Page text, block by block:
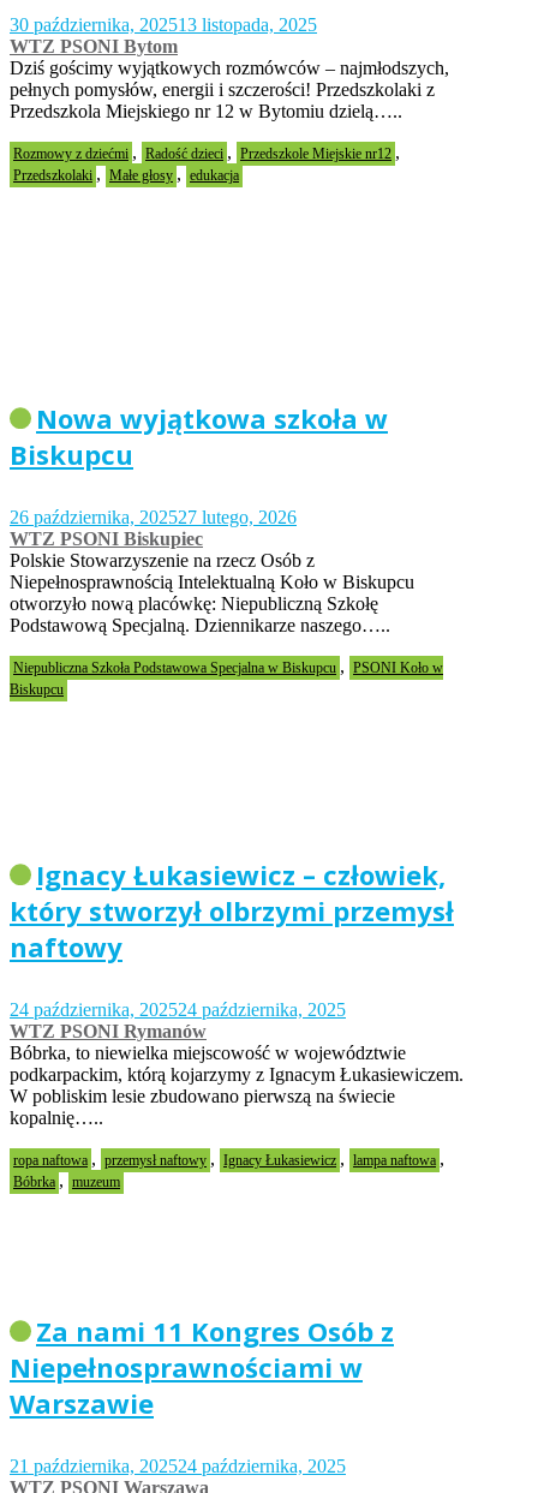
30 października, 202513 listopada, 2025
WTZ PSONI Bytom
Dziś gościmy wyjątkowych rozmówców – najmłodszych,
pełnych pomysłów, energii i szczerości! Przedszkolaki z
Przedszkola Miejskiego nr 12 w Bytomiu dzielą…..
Rozmowy z dziećmi , Radość dzieci , Przedszkole Miejskie nr12 ,
Przedszkolaki , Małe głosy , edukacja
Nowa wyjątkowa szkoła w
Biskupcu
26 października, 202527 lutego, 2026
WTZ PSONI Biskupiec
Polskie Stowarzyszenie na rzecz Osób z
Niepełnosprawnością Intelektualną Koło w Biskupcu
otworzyło nową placówkę: Niepubliczną Szkołę
Podstawową Specjalną. Dziennikarze naszego…..
Niepubliczna Szkoła Podstawowa Specjalna w Biskupcu , PSONI Koło w
Biskupcu
Ignacy Łukasiewicz – człowiek,
który stworzył olbrzymi przemysł
naftowy
24 października, 202524 października, 2025
WTZ PSONI Rymanów
Bóbrka, to niewielka miejscowość w województwie
podkarpackim, którą kojarzymy z Ignacym Łukasiewiczem.
W pobliskim lesie zbudowano pierwszą na świecie
kopalnię…..
ropa naftowa , przemysł naftowy , Ignacy Łukasiewicz , lampa naftowa ,
Bóbrka , muzeum
Za nami 11 Kongres Osób z
Niepełnosprawnościami w
Warszawie
21 października, 202524 października, 2025
WTZ PSONI Warszawa